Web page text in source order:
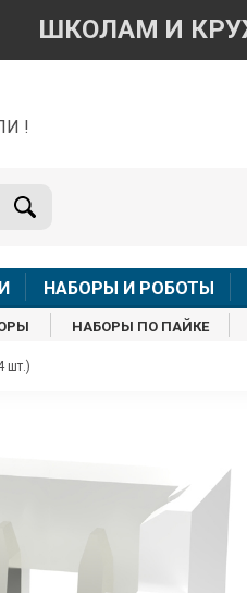
ШКОЛАМ И
!
НАБОРЫ И РОБОТЫ
НАБОРЫ ПО ПАЙКЕ
шт.)
приобретения
+7 968 454 17 38
и аудио сообщения не
Менеджер
shop@iarduino.ru
Консультант